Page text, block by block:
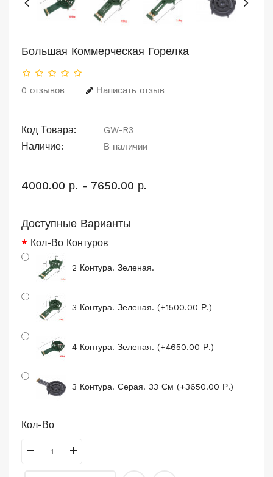
Большая Коммерческая Горелка
0 отзывов Написать отзыв
Код Товара: GW-R3
Наличие: В наличии
4000.00 р. - 7650.00 р.
Доступные Варианты
Кол-Во Контуров
2 Контура. Зеленая.
3 Контура. Зеленая. (+1500.00 Р.)
4 Контура. Зеленая. (+4650.00 Р.)
3 Контура. Серая. 33 См (+3650.00 Р.)
Кол-Во